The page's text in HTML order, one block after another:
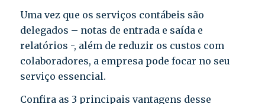
Uma vez que os serviços contábeis são
delegados – notas de entrada e saída e
relatórios -, além de reduzir os custos com
colaboradores, a empresa pode focar no seu
serviço essencial.
Confira as 3 principais vantagens desse